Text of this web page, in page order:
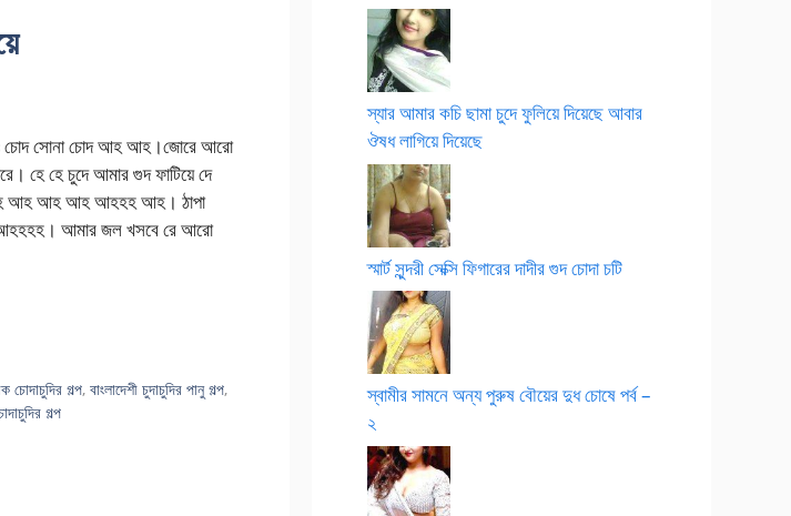
সোনা চোদ আহ আহ।জোরে আরো
হে হে চুদে আমার গুদ ফাটিয়ে দে
আহ আহ আহ আহহহ আহ। ঠাপা
আমার জল খসবে রে আরো
চোদাচুদির গল্প,বাংলাদেশী চুদাচুদির পানু গল্প,
গল্প
স্যার আমার কচি ছামা চুদে ফুলিয়ে দিয়েছে আবার
ঔষধ লাগিয়ে দিয়েছে
স্মার্ট সুন্দরী সেক্সি ফিগারের দাদীর গুদ চোদা চটি
স্বামীর সামনে অন্য পুরুষ বৌয়ের দুধ চোষে পর্ব –
২